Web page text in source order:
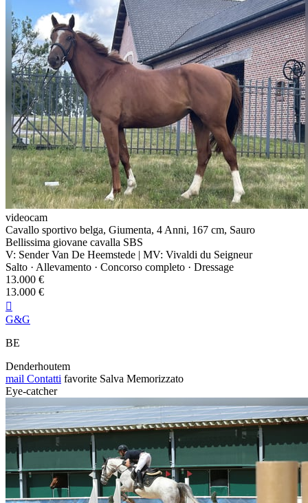
videocam
Cavallo sportivo belga, Giumenta, 4 Anni, 167 cm, Sauro
Bellissima giovane cavalla SBS
V: Sender Van De Heemstede | MV: Vivaldi du Seigneur
Salto · Allevamento · Concorso completo · Dressage
13.000 €
13.000 €

G&G
BE
Denderhoutem
mail Contatti favorite Salva Memorizzato
Eye-catcher